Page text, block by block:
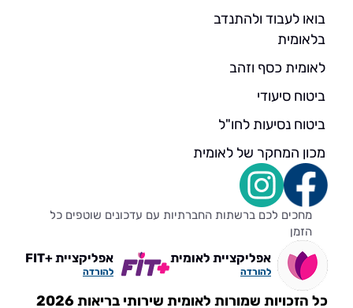
בואו לעבוד ולהתנדב
בלאומית
לאומית כסף וזהב
ביטוח סיעודי
ביטוח נסיעות לחו"ל
מכון המחקר של לאומית
מחכים לכם ברשתות החברתיות עם עדכונים שוטפים כל
הזמן
אפליקציית לאומית
להורדה
אפליקציית +FIT
להורדה
כל הזכויות שמורות לאומית שירותי בריאות 2026